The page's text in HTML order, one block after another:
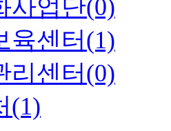
사업단(0)
육센터 (1)
리센터 (0)
(1)